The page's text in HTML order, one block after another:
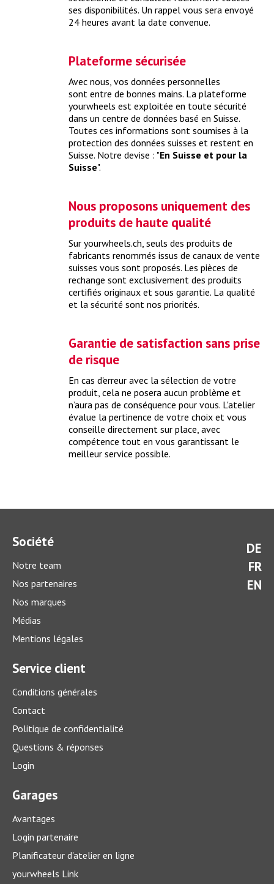
Que coûte un check-up de printemps ?
Grâce à un check-up de printemps complet, vous sortez
votre voiture de son hibernation et la préparez idéalement
pour la saison d’été.> plus
Que coûte un check-up avant expertise ?
Grâce au check-up avant expertise, votre véhicule passera le
contrôle technique périodique.> plus
Grâce à un check-up d’hiver complet, vous préparez
idéalement votre voiture pour la saison d’hiver.
Que coûte un service sur votre voiture?
Un bon entretien est par contre toujours intéressant – que
ses disponibilités. Un rappel vous sera envoyé
24 heures avant la date convenue.
Plateforme sécurisée
Avec nous, vos données personnelles
sont entre de bonnes mains. La plateforme
yourwheels est exploitée en toute sécurité
dans un centre de données basé en Suisse.
Toutes ces informations sont soumises à la
protection des données suisses et restent en
Suisse. Notre devise : "En Suisse et pour la
Suisse".
Nous proposons uniquement des
produits de haute qualité
Sur yourwheels.ch, seuls des produits de
fabricants renommés issus de canaux de vente
suisses vous sont proposés. Les pièces de
rechange sont exclusivement des produits
certifiés originaux et sous garantie. La qualité
et la sécurité sont nos priorités.
Garantie de satisfaction sans prise
de risque
En cas d'erreur avec la sélection de votre
produit, cela ne posera aucun problème et
n’aura pas de conséquence pour vous. L'atelier
évalue la pertinence de votre choix et vous
conseille directement sur place, avec
compétence tout en vous garantissant le
meilleur service possible.
DE
FR
EN
Société
Notre team
Nos partenaires
Nos marques
Médias
Mentions légales
Service client
Conditions générales
Contact
Politique de confidentialité
Questions & réponses
Login
Garages
Avantages
Login partenaire
Planificateur d'atelier en ligne
yourwheels Link